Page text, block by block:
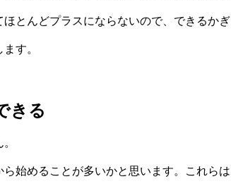
とんどプラスにならないので、できるかぎ
す。
きる
始めることが多いかと思います。これらは